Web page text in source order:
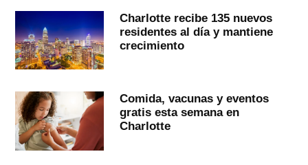
Charlotte recibe 135 nuevos
residentes al día y mantiene
crecimiento
Comida, vacunas y eventos
gratis esta semana en
Charlotte